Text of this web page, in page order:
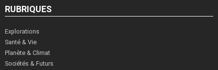
RUBRIQUES
Explorations
Santé & Vie
Planète & Climat
Sociétés & Futurs